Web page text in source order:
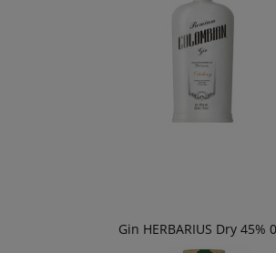
Gin HERBARIUS Dry 45%